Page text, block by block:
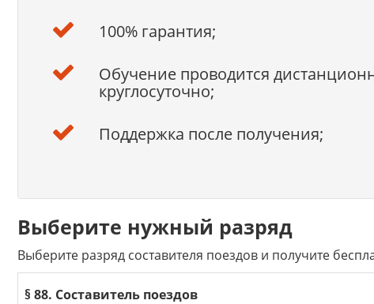
100% гарантия;
Обучение проводится
круглосуточно;
Поддержка после получения;
Выберите нужный разряд
Выберите разряд составителя поездов и получите
§ 88. Составитель поездов